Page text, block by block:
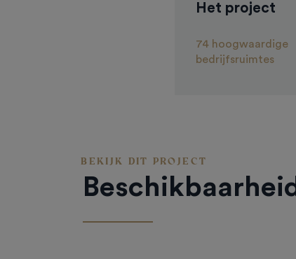
Het project
74 hoogwaardige
bedrijfsruimtes
BEKIJK DIT PROJECT
Beschikbaarheid